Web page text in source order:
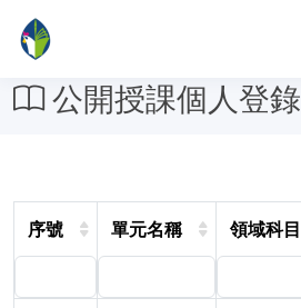
公開授課個人登錄
序號 單元名稱 領域科目